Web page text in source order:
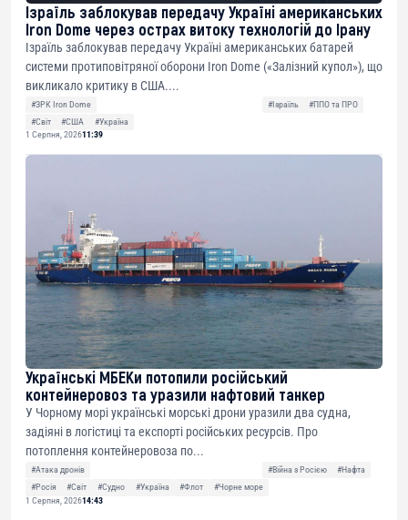
Ізраїль заблокував передачу Україні американських
Iron Dome через острах витоку технологій до Ірану
Ізраїль заблокував передачу Україні американських батарей
системи протиповітряної оборони Iron Dome («Залізний купол»), що
викликало критику в США....
#ЗРК Iron Dome #Ізраїль
#ППО та ПРО
#Світ
#США
#Україна
1 Серпня, 202611:39
Українські МБЕКи потопили російський
контейнеровоз та уразили нафтовий танкер
У Чорному морі українські морські дрони уразили два судна,
задіяні в логістиці та експорті російських ресурсів. Про
потоплення контейнеровоза по...
#Атака дронів #Війна з Росією
#Нафта
#Росія
#Світ #Судно #Україна #Флот
#Чорне море
1 Серпня, 202614:43